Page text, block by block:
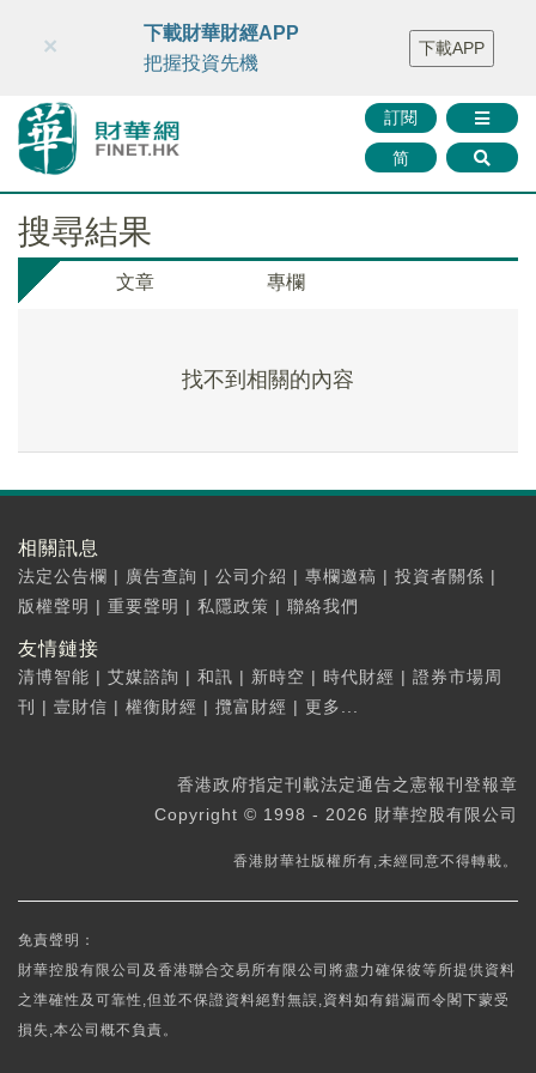
財華智庫網 FINTV FINMETA 財華證券 媒體矩陣
智庫沙龍
聯絡我們
訂閱
简
×
下載財華財經APP
把握投資先機
下載APP
搜尋結果
文章 專欄
找不到相關的內容
相關訊息
法定公告欄 | 廣告查詢 | 公司介紹 | 專欄邀稿 | 投資者關係 |
版權聲明 | 重要聲明 | 私隱政策 | 聯絡我們
友情鏈接
清博智能 | 艾媒諮詢 | 和訊 | 新時空 | 時代財經 | 證券市場周
刊
| 壹財信 | 權衡財經 | 攬富財經 | 更多...
香港政府指定刊載法定通告之憲報刊登報章
Copyright © 1998 - 2026 財華控股有限公司
香港財華社版權所有,未經同意不得轉載。
免責聲明：
財華控股有限公司及香港聯合交易所有限公司將盡力確保彼等所提供資料
之準確性及可靠性,但並不保證資料絕對無誤,資料如有錯漏而令閣下蒙受
損失,本公司概不負責。